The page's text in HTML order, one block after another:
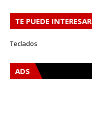
TE PUEDE INTERESAR
Teclados
ADS